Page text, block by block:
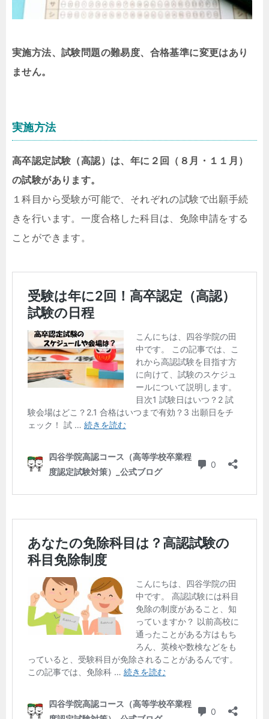
実施方法、試験問題の難易度、合格基準に変更はあり
ません。
実施方法
高卒認定試験（高認）は、年に２回（８月・１１月）
の試験があります。
１科目から受験が可能で、それぞれの試験で出願手続
きを行います。一度合格した科目は、免除申請をする
ことができます。